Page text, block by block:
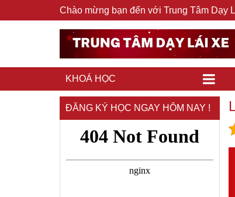
Chào mừng bạn đến với Trung Tâm Dạy
KHOÁ HỌC
ĐĂNG KÝ HỌC NGAY HÔM NAY !